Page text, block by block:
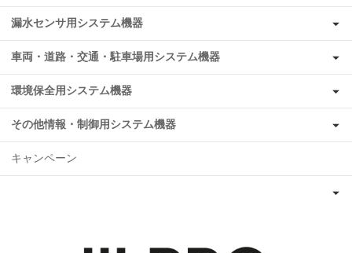
漏水センサ用システム機器
車両・道路・交通・駐車場用システム機器
環境保全用システム機器
その他情報・制御用システム機器
キャンペーン